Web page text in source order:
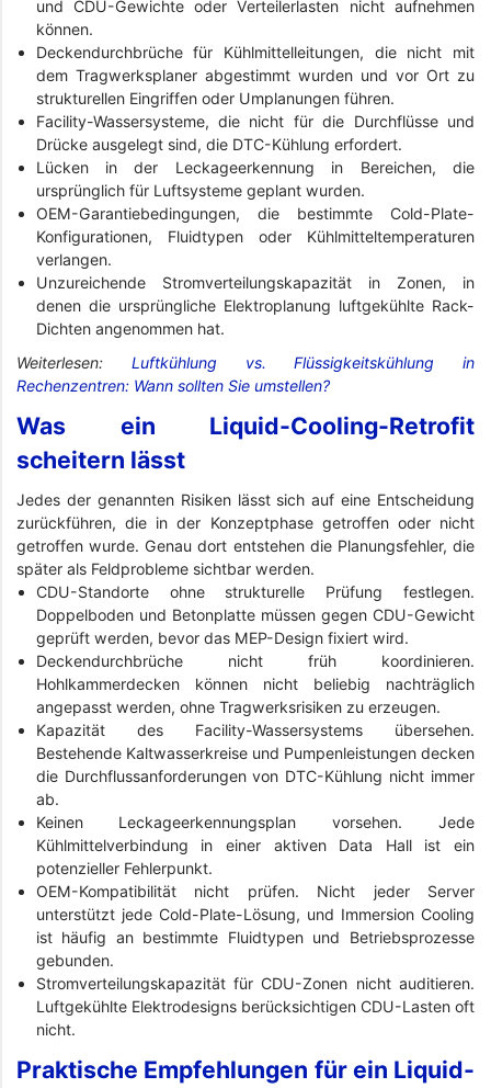
und CDU-Gewichte oder Verteilerlasten nicht aufnehmen
können.
Deckendurchbrüche für Kühlmittelleitungen, die nicht mit
dem Tragwerksplaner abgestimmt wurden und vor Ort zu
strukturellen Eingriffen oder Umplanungen führen.
Facility-Wassersysteme, die nicht für die Durchflüsse und
Drücke ausgelegt sind, die DTC-Kühlung erfordert.
Lücken in der Leckageerkennung in Bereichen, die
ursprünglich für Luftsysteme geplant wurden.
OEM-Garantiebedingungen, die bestimmte Cold-Plate-
Konfigurationen, Fluidtypen oder Kühlmitteltemperaturen
verlangen.
Unzureichende Stromverteilungskapazität in Zonen, in
denen die ursprüngliche Elektroplanung luftgekühlte Rack-
Dichten angenommen hat.
Weiterlesen: Luftkühlung vs. Flüssigkeitskühlung in
Rechenzentren: Wann sollten Sie umstellen?
Was ein Liquid-Cooling-Retrofit
scheitern lässt
Jedes der genannten Risiken lässt sich auf eine Entscheidung
zurückführen, die in der Konzeptphase getroffen oder nicht
getroffen wurde. Genau dort entstehen die Planungsfehler, die
später als Feldprobleme sichtbar werden.
CDU-Standorte ohne strukturelle Prüfung festlegen.
Doppelboden und Betonplatte müssen gegen CDU-Gewicht
geprüft werden, bevor das MEP-Design fixiert wird.
Deckendurchbrüche nicht früh koordinieren.
Hohlkammerdecken können nicht beliebig nachträglich
angepasst werden, ohne Tragwerksrisiken zu erzeugen.
Kapazität des Facility-Wassersystems übersehen.
Bestehende Kaltwasserkreise und Pumpenleistungen decken
die Durchflussanforderungen von DTC-Kühlung nicht immer
ab.
Keinen Leckageerkennungsplan vorsehen. Jede
Kühlmittelverbindung in einer aktiven Data Hall ist ein
potenzieller Fehlerpunkt.
OEM-Kompatibilität nicht prüfen. Nicht jeder Server
unterstützt jede Cold-Plate-Lösung, und Immersion Cooling
ist häufig an bestimmte Fluidtypen und Betriebsprozesse
gebunden.
Stromverteilungskapazität für CDU-Zonen nicht auditieren.
Luftgekühlte Elektrodesigns berücksichtigen CDU-Lasten oft
nicht.
Praktische Empfehlungen für ein Liquid-